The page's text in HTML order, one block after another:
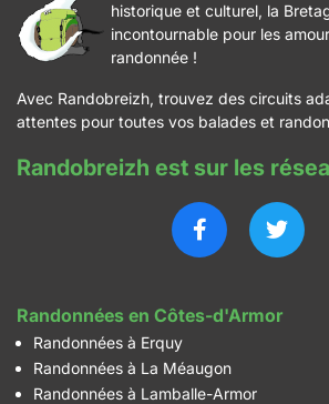
historique et culturel, la
incontournable pour les
randonnée !
Avec Randobreizh, trouvez des circuits
attentes pour toutes vos balades et
Randobreizh est sur les
Randonnées en Côtes-d'Armor
Randonnées à Erquy
Randonnées à La Méaugon
Randonnées à Lamballe-Armor